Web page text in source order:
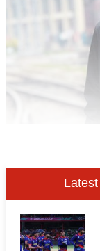
Latest